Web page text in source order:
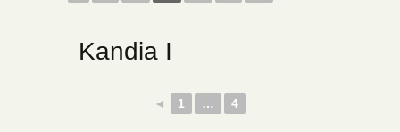
Kandia I
◄ 1 … 4